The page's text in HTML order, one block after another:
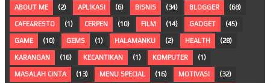
ABOUT ME (2) APLIKASI (6) BISNIS (34) BLOGGER (68)
CAFE&RESTO (1) CERPEN (10) FILM (14) GADGET (45)
GAME (10) GEMS (1) HALAMANKU (2) HEALTH (28)
KARANGAN (16) KECANTIKAN (1) KOMPUTER (1)
MASALAH CINTA (13) MENU SPECIAL (16) MOTIVASI (32)